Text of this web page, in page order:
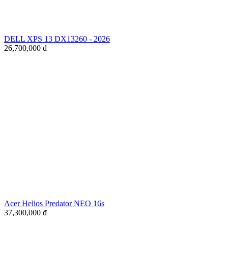
DELL XPS 13 DX13260 - 2026
26,700,000 đ
Acer Helios Predator NEO 16s
37,300,000 đ